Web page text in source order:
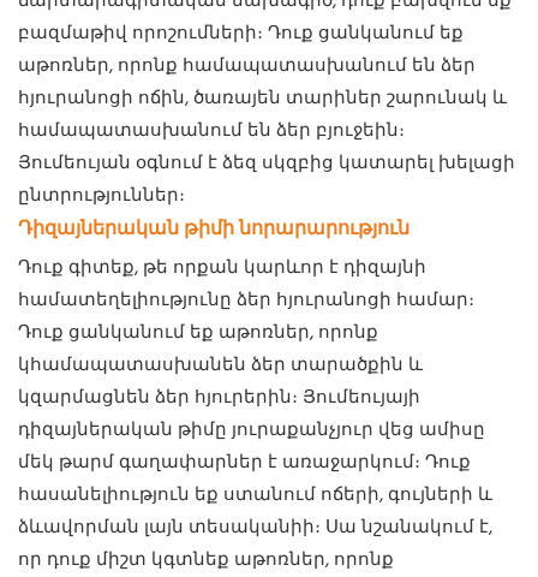
բազմաթիվ որոշումների։ Դուք ցանկանում եք
աթոռներ, որոնք համապատասխանում են ձեր
հյուրանոցի ոճին, ծառայեն տարիներ շարունակ և
համապատասխանում են ձեր բյուջեին։
Յումեույան օգնում է ձեզ սկզբից կատարել խելացի
ընտրություններ։
Դիզայներական թիմի նորարարություն
Դուք գիտեք, թե որքան կարևոր է դիզայնի
համատեղելիությունը ձեր հյուրանոցի համար։
Դուք ցանկանում եք աթոռներ, որոնք
կհամապատասխանեն ձեր տարածքին և
կզարմացնեն ձեր հյուրերին։ Յումեույայի
դիզայներական թիմը յուրաքանչյուր վեց ամիսը
մեկ թարմ գաղափարներ է առաջարկում։ Դուք
հասանելիություն եք ստանում ոճերի, գույների և
ձևավորման լայն տեսականիի։ Սա նշանակում է,
որ դուք միշտ կգտնեք աթոռներ, որոնք